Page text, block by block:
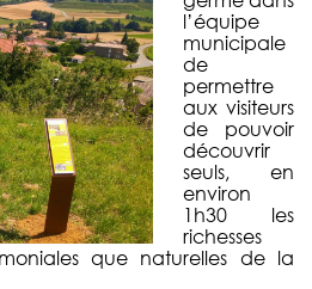
l’équipe
municipale
de
permettre
aux visiteurs
de pouvoir
découvrir
seuls, en
environ
1h30 les
richesses
que naturelles de la